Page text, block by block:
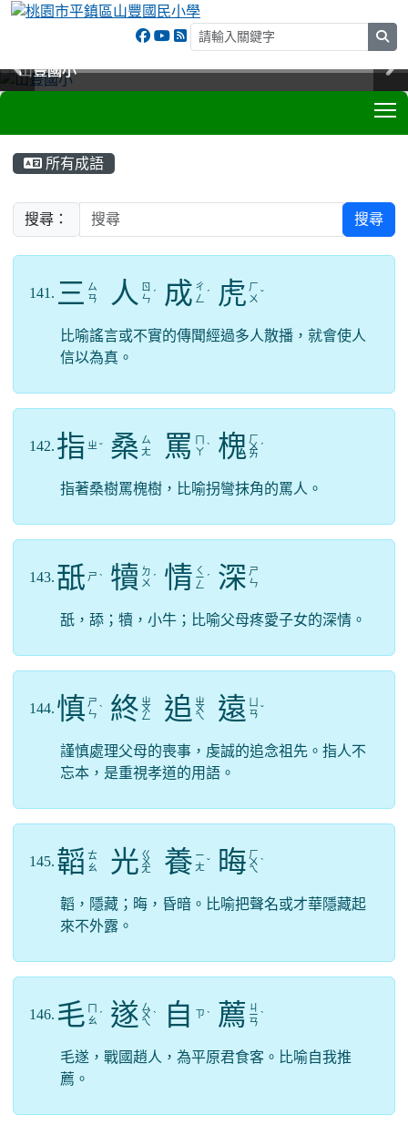
山豐國小
山豐國小
山豐國小
山豐國小
所有成語
搜尋： 搜尋
141. 三 ㄙ
ㄢ
人 ㄖ
ㄣ ˊ 成 ㄔ
ㄥ
ˊ 虎 ㄏ
ㄨ ˇ
比喻謠言或不實的傳聞經過多人散播，就會使人
信以為真。
142. 指 ㄓ ˇ 桑 ㄙ
ㄤ
罵 ㄚ ˋ 槐 ㄏ
ㄨ
ㄞ
ˊ
指著桑樹罵槐樹，比喻拐彎抹角的罵人。
143. 舐 ㄕ ˋ 犢 ㄉ
ㄨ ˊ 情 ㄑ
ㄧ
ㄥ
ˊ 深 ㄕ
ㄣ
舐，舔；犢，小牛；比喻父母疼愛子女的深情。
144. 慎 ㄕ
ㄣ ˋ 終 ㄓ
ㄨ
ㄥ 追 ㄓ
ㄨ
ㄟ 遠 ㄢ ˇ
謹慎處理父母的喪事，虔誠的追念祖先。指人不
忘本，是重視孝道的用語。
145. 韜 ㄊ
ㄠ
光 ㄍ
ㄨ
ㄤ 養 ㄧ
ㄤ ˇ 晦 ㄏ
ㄨ
ㄟ
ˋ
韜，隱藏；晦，昏暗。比喻把聲名或才華隱藏起
來不外露。
146. 毛 ㄠ ˊ 遂 ㄙ
ㄨ
ㄟ
ˋ 自 ㄗ ˋ 薦 ㄐ
ㄧ
ㄢ
ˋ
毛遂，戰國趙人，為平原君食客。比喻自我推
薦。